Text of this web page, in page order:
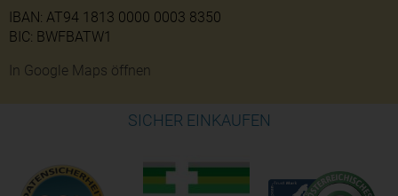
IBAN: AT94 1813 0000 0003 8350
BIC: BWFBATW1
In Google Maps öffnen
SICHER EINKAUFEN